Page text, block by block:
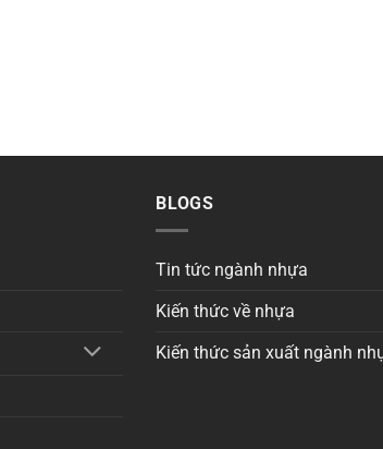
BLOGS
Tin tức ngành nhựa
Kiến thức về nhựa
Kiến thức sản xuất ngành